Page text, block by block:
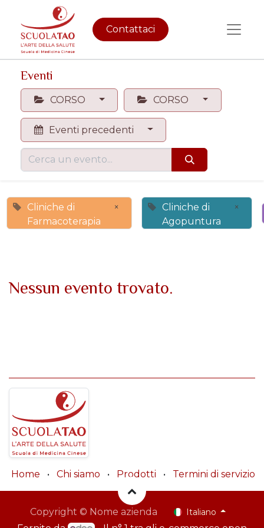
Contattaci
Eventi
CORSO CORSO
Eventi precedenti
Cliniche di
Farmacoterapia
×
Cliniche di
Agopuntura
×
Nessun evento trovato.
Home • Chi siamo • Prodotti • Termini di servizio
Copyright © Nome azienda Italiano